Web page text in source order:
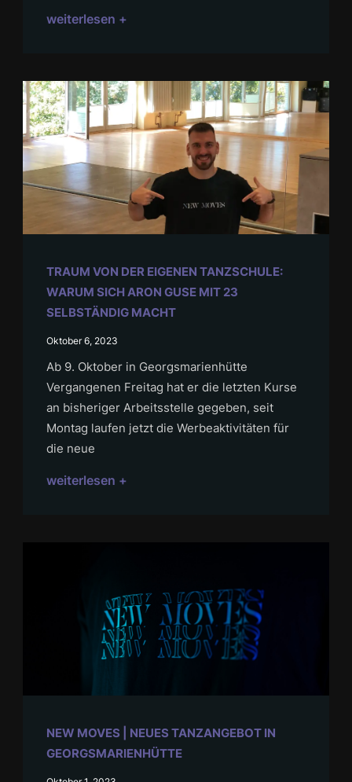
weiterlesen +
TRAUM VON DER EIGENEN TANZSCHULE:
WARUM SICH ARON GUSE MIT 23
SELBSTÄNDIG MACHT
Oktober 6, 2023
Ab 9. Oktober in Georgsmarienhütte
Vergangenen Freitag hat er die letzten Kurse
an bisheriger Arbeitsstelle gegeben, seit
Montag laufen jetzt die Werbeaktivitäten für
die neue
weiterlesen +
NEW MOVES | NEUES TANZANGEBOT IN
GEORGSMARIENHÜTTE